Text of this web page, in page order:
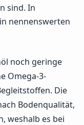
sind. In
nennenswerten
noch geringe
Omega-3-
Die
Bodenqualität,
weshalb es bei